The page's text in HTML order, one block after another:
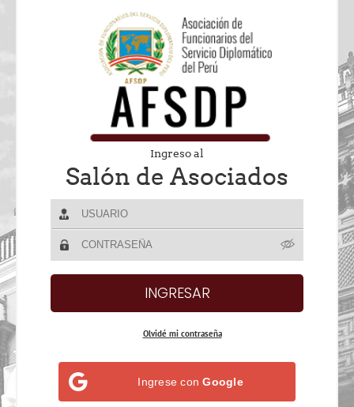
Ingreso al
Salón de Asociados
Olvidé mi contraseña
Ingrese conGoogle